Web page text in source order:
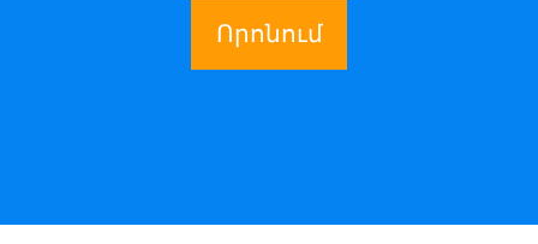
Որոնում